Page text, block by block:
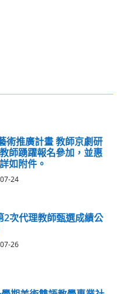
術推廣計畫 教師京劇研
師踴躍報名參加，並惠
如附件。
24
次代理教師甄選成績公
26